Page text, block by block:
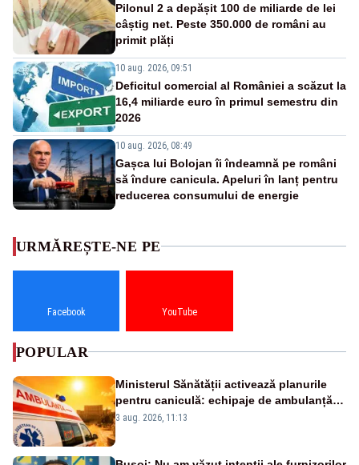
Pilonul 2 a depășit 100 de miliarde de lei
câștig net. Peste 350.000 de români au
primit plăți
10 aug. 2026, 09:51
Deficitul comercial al României a scăzut la
16,4 miliarde euro în primul semestru din
2026
10 aug. 2026, 08:49
Gașca lui Bolojan îi îndeamnă pe români
să îndure canicula. Apeluri în lanț pentru
reducerea consumului de energie
URMĂREȘTE-NE PE
Facebook YouTube
POPULAR
Ministerul Sănătății activează planurile
pentru caniculă: echipaje de ambulanță
suplimentate, stocuri de medicamente
3 aug. 2026, 11:13